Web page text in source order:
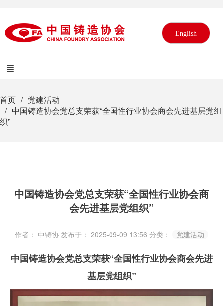
English
首页
党建活动
中国铸造协会党总支荣获“全国性行业协会商会先进基层党组
织”
中国铸造协会党总支荣获“全国性行业协会商
会先进基层党组织”
作者： 中铸协 发布于： 2025-09-09 13:56 分类： 党建活动
中国铸造协会党总支荣获“全国性行业协会商会先进
基层党组织”